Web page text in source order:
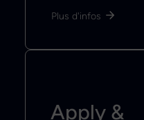
Plus d'infos
Apply &